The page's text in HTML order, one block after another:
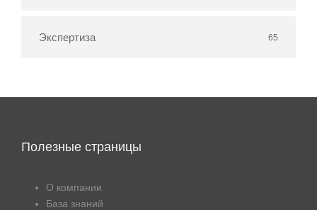
Экспертиза 65
Полезные страницы
О компании
База знаний